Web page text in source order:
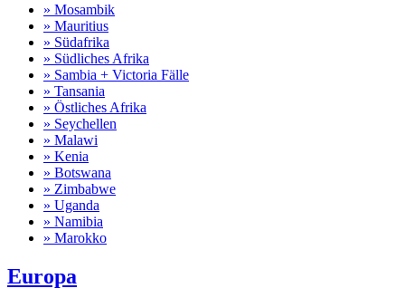
» Mosambik
» Mauritius
» Südafrika
» Südliches Afrika
» Sambia + Victoria Fälle
» Tansania
» Östliches Afrika
» Seychellen
» Malawi
» Kenia
» Botswana
» Zimbabwe
» Uganda
» Namibia
» Marokko
Europa